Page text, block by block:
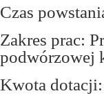
Czas
Zakres prac:
podwórzowej
Kwota dotacji: